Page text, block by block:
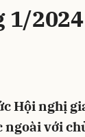
Hội nghị
ngoài với